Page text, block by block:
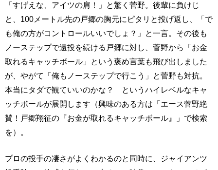
「すげえな、アイツの肩！」と驚く菅野。後輩に負けじ
と、100メートル先の戸郷の胸元にピタリと投げ返し、「で
も俺の方がコントロールいいでしょ？」と一言。その後も
ノーステップで遠投を続ける戸郷に対し、菅野から「お金
取れるキャッチボール」という褒め言葉も飛び出しました
が、やがて「俺もノーステップで行こう」と菅野も対抗。
本当にタダで観ていいのかな？ というハイレベルなキャ
ッチボールが展開します（興味のある方は「エース菅野絶
賛！戸郷翔征の『お金が取れるキャッチボール』」で検索
を）。
プロの投手の凄さがよくわかるのと同時に、ジャイアンツ